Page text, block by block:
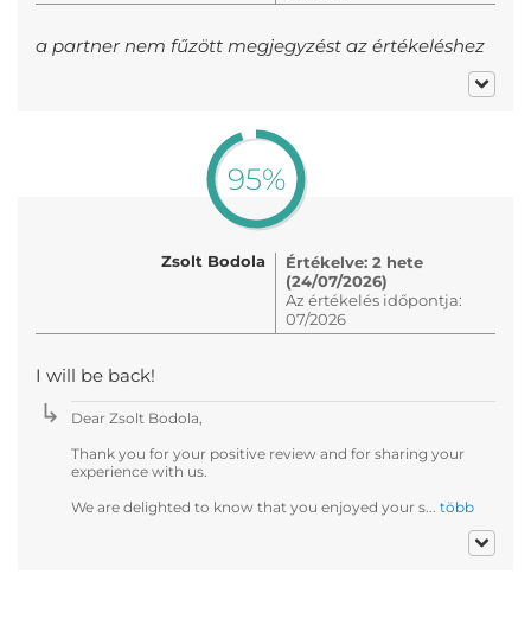
a partner nem fűzött megjegyzést az értékeléshez
95%
Zsolt Bodola
Értékelve: 2 hete
(24/07/2026)
Az értékelés időpontja:
07/2026
I will be back!
Dear Zsolt Bodola,
Thank you for your positive review and for sharing your
experience with us.
We are delighted to know that you enjoyed your s... több